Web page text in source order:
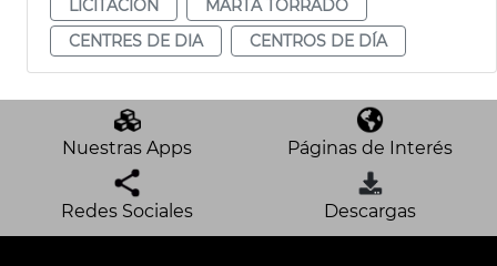
LICITACIÓN
MARTA TORRADO
CENTRES DE DIA
CENTROS DE DÍA
Nuestras Apps Páginas de Interés
Redes Sociales Descargas